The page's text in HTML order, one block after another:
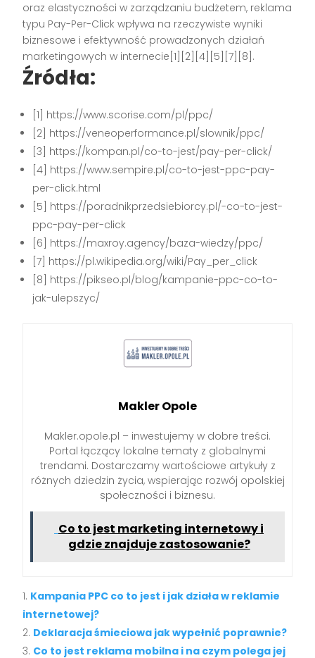
oraz elastyczności w zarządzaniu budżetem, reklama
typu Pay-Per-Click wpływa na rzeczywiste wyniki
biznesowe i efektywność prowadzonych działań
marketingowych w internecie[1][2][4][5][7][8].
Źródła:
[1] https://www.scorise.com/pl/ppc/
[2] https://veneoperformance.pl/slownik/ppc/
[3] https://kompan.pl/co-to-jest/pay-per-click/
[4] https://www.sempire.pl/co-to-jest-ppc-pay-
per-click.html
[5] https://poradnikprzedsiebiorcy.pl/-co-to-jest-
ppc-pay-per-click
[6] https://maxroy.agency/baza-wiedzy/ppc/
[7] https://pl.wikipedia.org/wiki/Pay_per_click
[8] https://pikseo.pl/blog/kampanie-ppc-co-to-
jak-ulepszyc/
Makler Opole
Makler.opole.pl – inwestujemy w dobre treści.
Portal łączący lokalne tematy z globalnymi
trendami. Dostarczamy wartościowe artykuły z
różnych dziedzin życia, wspierając rozwój opolskiej
społeczności i biznesu.
Co to jest marketing internetowy i
gdzie znajduje zastosowanie?
Kampania PPC co to jest i jak działa w reklamie
internetowej?
Deklaracja śmieciowa jak wypełnić poprawnie?
Co to jest reklama mobilna i na czym polega jej